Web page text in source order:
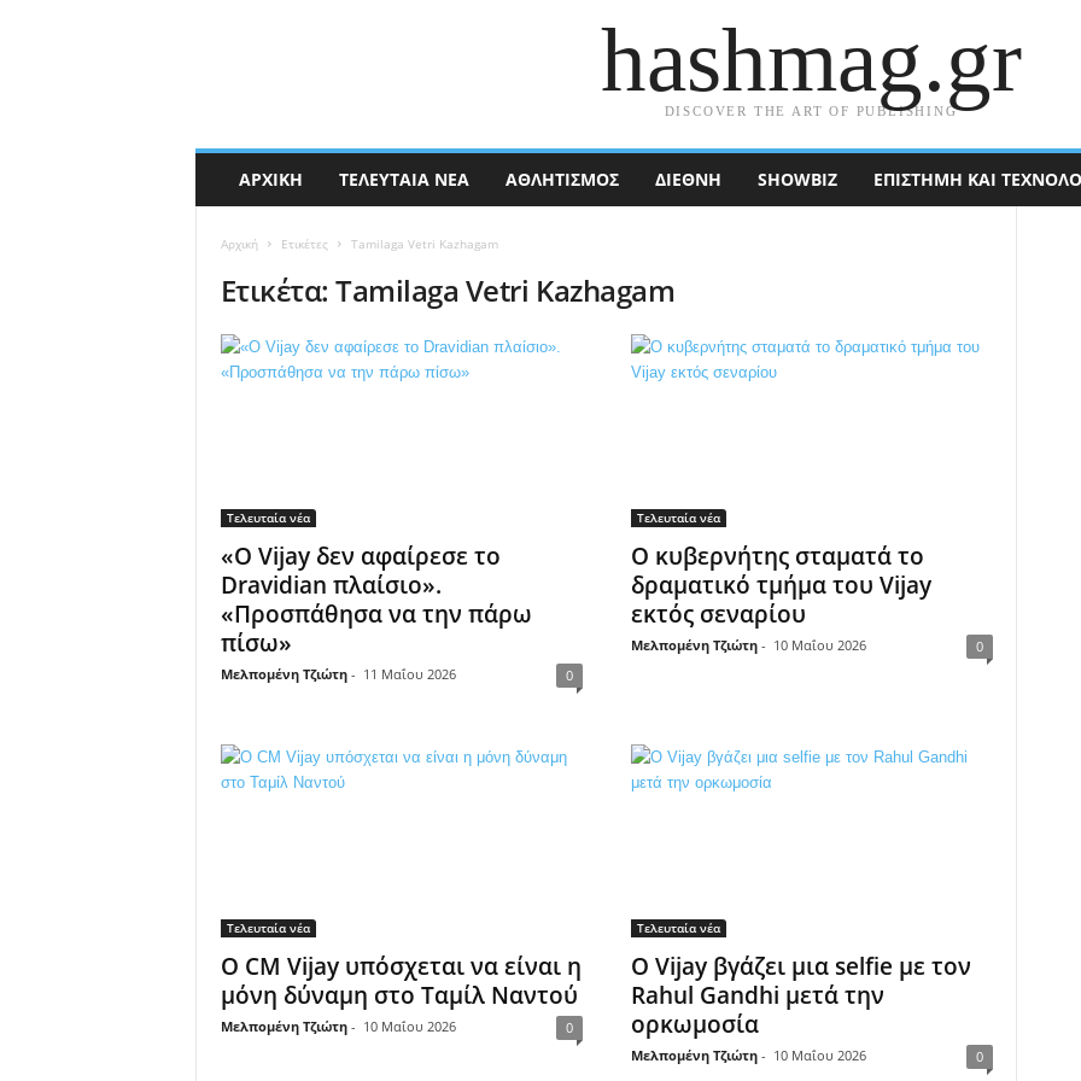
hashmag.gr
DISCOVER THE ART OF PUBLISHING
ΑΡΧΙΚΉ ΤΕΛΕΥΤΑΊΑ ΝΈΑ ΑΘΛΗΤΙΣΜΟΣ ΔΙΕΘΝΉ SHOWBIZ ΕΠΙΣΤΉΜΗ ΚΑΙ
Αρχική Ετικέτες Tamilaga Vetri Kazhagam
Ετικέτα: Tamilaga Vetri Kazhagam
Τελευταία νέα
«Ο Vijay δεν αφαίρεσε το
Dravidian πλαίσιο».
«Προσπάθησα να την πάρω
πίσω»
Μελπομένη Τζιώτη - 11 Μαΐου 2026 0
Τελευταία νέα
Ο κυβερνήτης σταματά το
δραματικό τμήμα του Vijay
εκτός σεναρίου
Μελπομένη Τζιώτη - 10 Μαΐου 2026 0
Τελευταία νέα
Ο CM Vijay υπόσχεται να είναι η
μόνη δύναμη στο Ταμίλ Ναντού
Μελπομένη Τζιώτη - 10 Μαΐου 2026 0
Τελευταία νέα
Ο Vijay βγάζει μια selfie με τον
Rahul Gandhi μετά την
ορκωμοσία
Μελπομένη Τζιώτη - 10 Μαΐου 2026 0